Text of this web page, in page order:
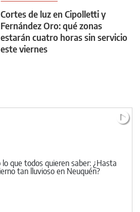
Cortes de luz en Cipolletti y
Fernández Oro: qué zonas
estarán cuatro horas sin servicio
este viernes